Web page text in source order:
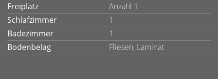
Freiplatz
Anzahl 1
Schlafzimmer
1
Badezimmer
1
Bodenbelag
Fliesen, Laminat